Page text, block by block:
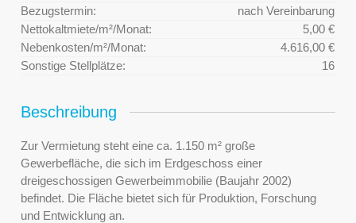
Bezugstermin:
nach Vereinbarung
Nettokaltmiete/m²/Monat:
5,00 €
Nebenkosten/m²/Monat:
4.616,00 €
Sonstige Stellplätze:
16
Beschreibung
Zur Vermietung steht eine ca. 1.150 m² große
Gewerbefläche, die sich im Erdgeschoss einer
dreigeschossigen Gewerbeimmobilie (Baujahr 2002)
befindet. Die Fläche bietet sich für Produktion, Forschung
und Entwicklung an.